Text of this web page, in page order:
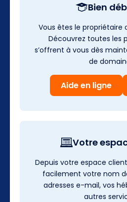
Bien
Vous êtes le propriétaire
Découvrez toutes les
s’offrent à vous dès
de
Aide en ligne
Votre
Depuis votre espace client
facilement votre nom
adresses e-mail, vos
autres